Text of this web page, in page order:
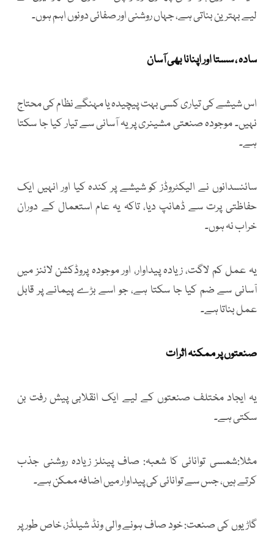
لیے بہترین بناتی ہے، جہاں روشنی اور صفائی دونوں اہم ہوں۔
سادہ ، سستا اور اپنانا بھی آسان
اس شیشے کی تیاری کسی بہت پیچیدہ یا مہنگے نظام کی محتاج
نہیں۔ موجودہ صنعتی مشینری پر یہ آسانی سے تیار کیا جا سکتا
ہے۔
سائنسدانوں نے الیکٹروڈز کو شیشے پر کندہ کیا اور انہیں ایک
حفاظتی پرت سے ڈھانپ دیا، تاکہ یہ عام استعمال کے دوران
خراب نہ ہوں۔
یہ عمل کم لاگت، زیادہ پیداوار، اور موجودہ پروڈکشن لائنز میں
آسانی سے ضم کیا جا سکتا ہے، جو اسے بڑے پیمانے پر قابل
عمل بناتا ہے۔
صنعتوں پر ممکنہ اثرات
یہ ایجاد مختلف صنعتوں کے لیے ایک انقلابی پیش رفت بن
سکتی ہے۔
مثلا:شمسی توانائی کا شعبہ: صاف پینلز زیادہ روشنی جذب
کرتے ہیں، جس سے توانائی کی پیداوار میں اضافہ ممکن ہے۔
گاڑیوں کی صنعت: خود صاف ہونے والی ونڈ شیلڈز، خاص طور پر